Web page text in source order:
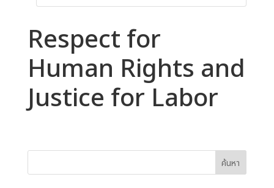
Respect for
Human Rights and
Justice for Labor
ค้นหา